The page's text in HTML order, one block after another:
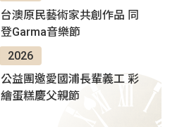
台澳原民藝術家共創作品 同
登Garma音樂節
2026
公益團邀愛國浦長輩義工 彩
繪蛋糕慶父親節